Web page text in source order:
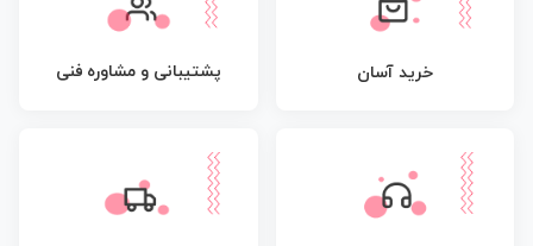
خرید آسان پشتیبانی و مشاوره فنی